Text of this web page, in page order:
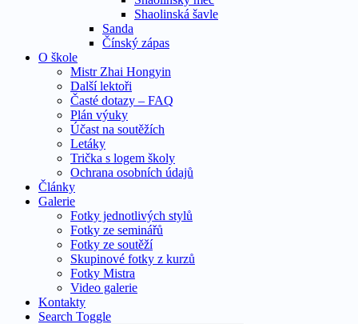
Shaolinská šavle
Sanda
Čínský zápas
O škole
Mistr Zhai Hongyin
Další lektoři
Časté dotazy – FAQ
Plán výuky
Účast na soutěžích
Letáky
Trička s logem školy
Ochrana osobních údajů
Články
Galerie
Fotky jednotlivých stylů
Fotky ze seminářů
Fotky ze soutěží
Skupinové fotky z kurzů
Fotky Mistra
Video galerie
Kontakty
Search Toggle